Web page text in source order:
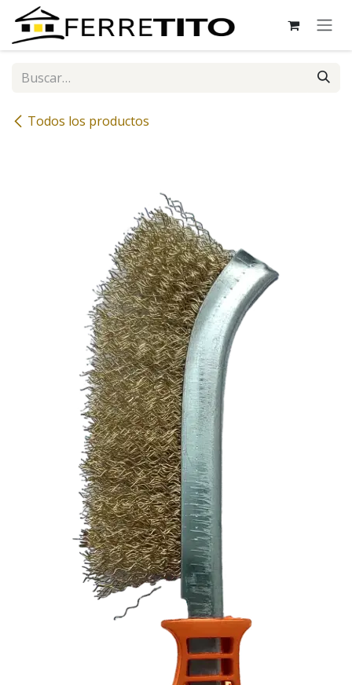
Ir al contenido
Todos los productos